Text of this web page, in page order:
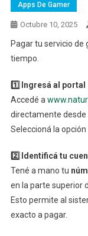
Apps De Gamer
Octubre 10, 2025
Pagar tu servicio de
tiempo.
1️⃣ Ingresá al
Accedé a
directamente desde
Seleccioná la opción
2️⃣ Identificá tu
Tené a mano tu
en la parte superior
Esto permite al
exacto a pagar.